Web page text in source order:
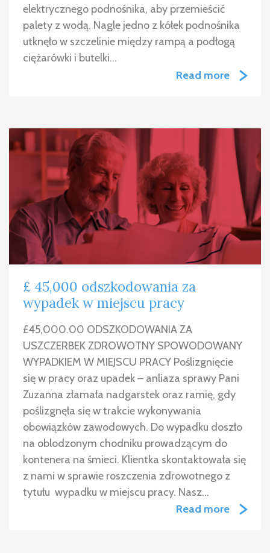
elektrycznego podnośnika, aby przemieścić
palety z wodą. Nagle jedno z kółek podnośnika
utknęło w szczelinie między rampą a podłogą
ciężarówki i butelki…
Read more
£ 45,000 odszkodowania za
wypadek w miejscu pracy
£45,000.00 ODSZKODOWANIA ZA
USZCZERBEK ZDROWOTNY SPOWODOWANY
WYPADKIEM W MIEJSCU PRACY Poślizgnięcie
się w pracy oraz upadek – anliaza sprawy Pani
Zuzanna złamała nadgarstek oraz ramię, gdy
poślizgnęła się w trakcie wykonywania
obowiązków zawodowych. Do wypadku doszło
na oblodzonym chodniku prowadzącym do
kontenera na śmieci. Klientka skontaktowała się
z nami w sprawie roszczenia zdrowotnego z
tytułu wypadku w miejscu pracy. Nasz…
Read more